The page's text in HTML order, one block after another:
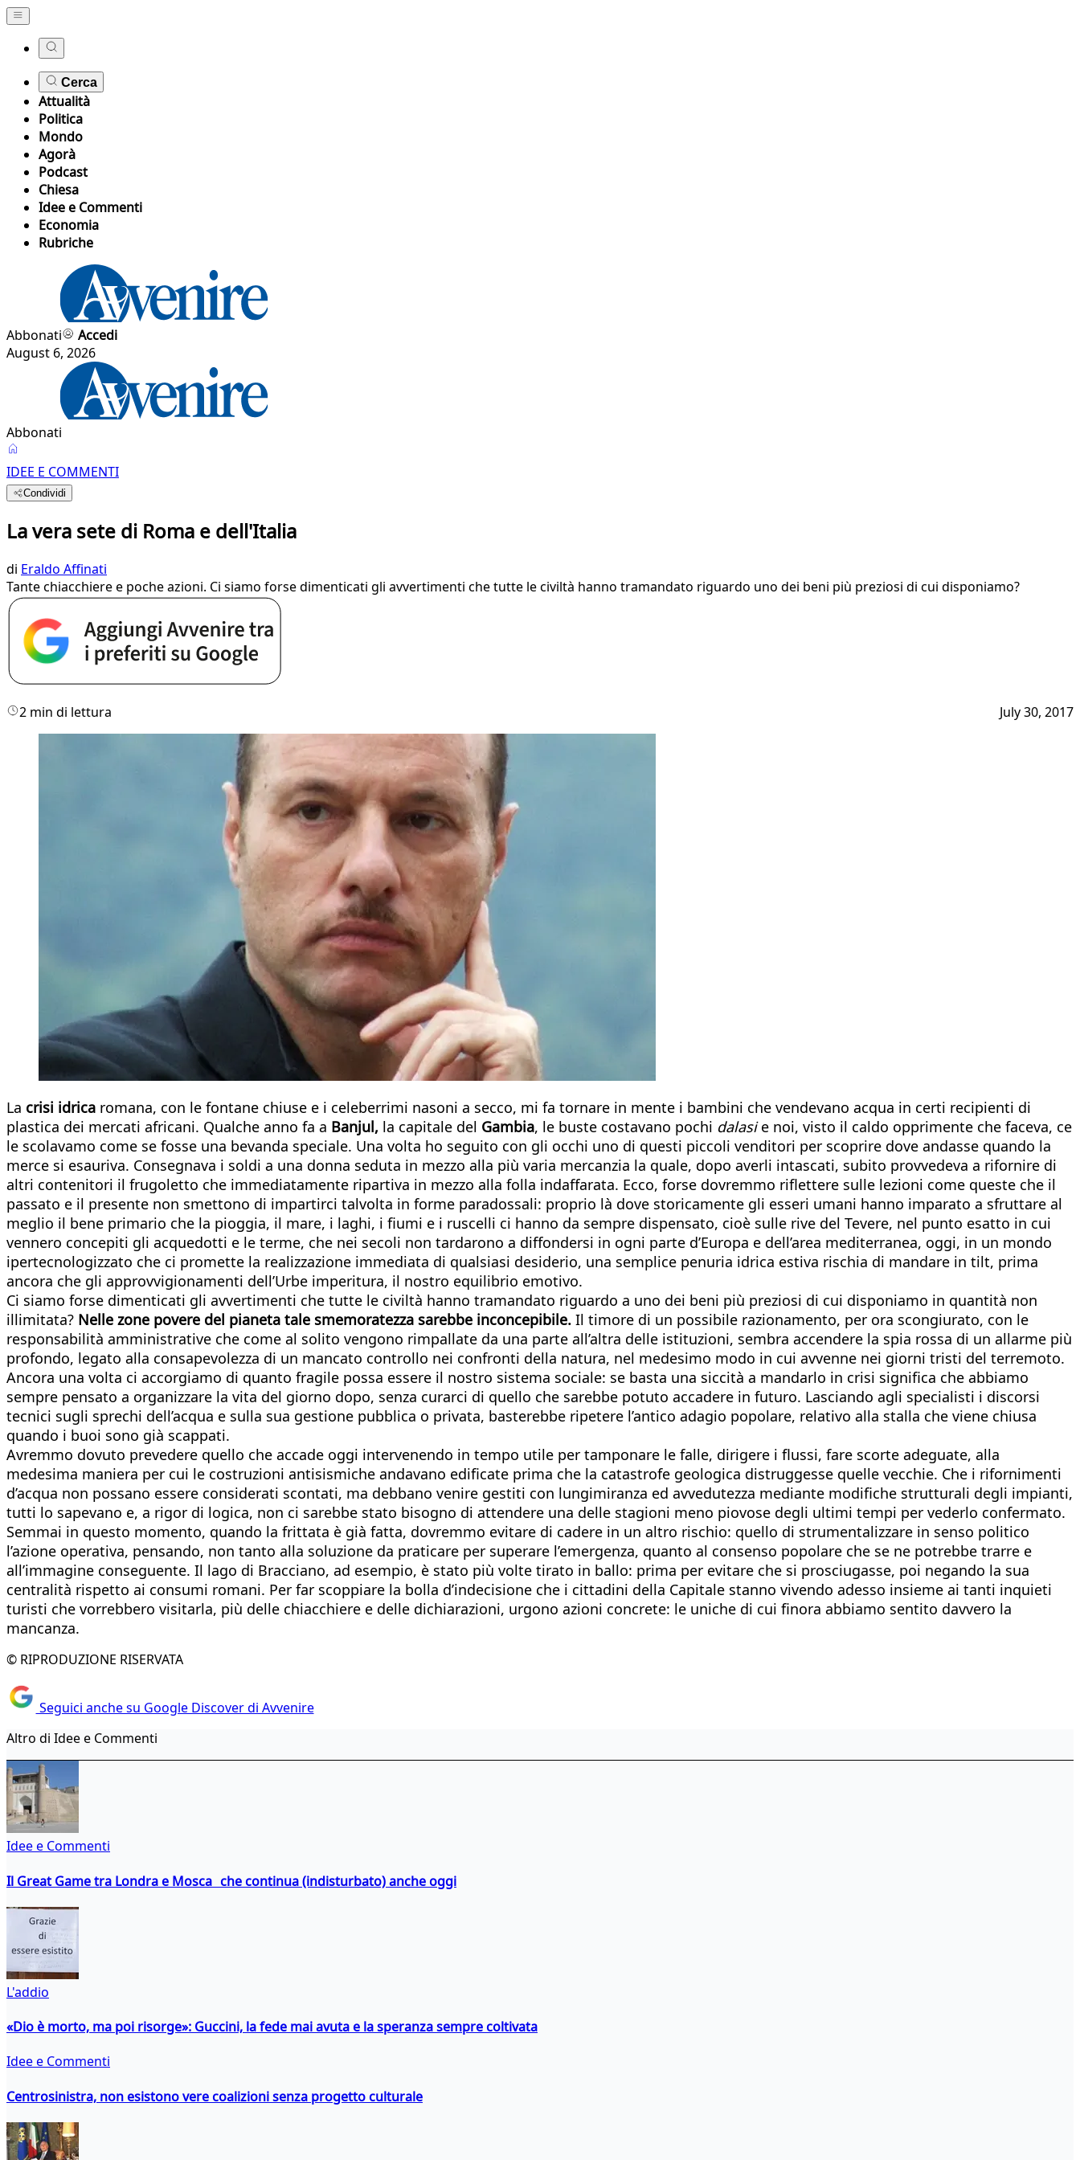
Cerca
Attualità
Politica
Mondo
Agorà
Podcast
Chiesa
Idee e Commenti
Economia
Rubriche
Abbonati
Accedi
August 6, 2026
Abbonati
IDEE E COMMENTI
Condividi
La vera sete di Roma e dell'Italia
di Eraldo Affinati
Tante chiacchiere e poche azioni. Ci siamo forse dimenticati gli avvertimenti che tutte le civiltà hanno tramandato riguardo uno dei beni più preziosi di cui disponiamo?
2 min di lettura July 30, 2017
La crisi idrica romana, con le fontane chiuse e i celeberrimi nasoni a secco, mi fa tornare in mente i bambini che vendevano acqua in certi recipienti di
plastica dei mercati africani. Qualche anno fa a Banjul, la capitale del Gambia, le buste costavano pochi dalasie noi, visto il caldo opprimente che faceva, ce
le scolavamo come se fosse una bevanda speciale. Una volta ho seguito con gli occhi uno di questi piccoli venditori per scoprire dove andasse quando la
merce si esauriva. Consegnava i soldi a una donna seduta in mezzo alla più varia mercanzia la quale, dopo averli intascati, subito provvedeva a rifornire di
altri contenitori il frugoletto che immediatamente ripartiva in mezzo alla folla indaffarata. Ecco, forse dovremmo riflettere sulle lezioni come queste che il
passato e il presente non smettono di impartirci talvolta in forme paradossali: proprio là dove storicamente gli esseri umani hanno imparato a sfruttare al
meglio il bene primario che la pioggia, il mare, i laghi, i fiumi e i ruscelli ci hanno da sempre dispensato, cioè sulle rive del Tevere, nel punto esatto in cui
vennero concepiti gli acquedotti e le terme, che nei secoli non tardarono a diffondersi in ogni parte d’Europa e dell’area mediterranea, oggi, in un mondo
ipertecnologizzato che ci promette la realizzazione immediata di qualsiasi desiderio, una semplice penuria idrica estiva rischia di mandare in tilt, prima
ancora che gli approvvigionamenti dell’Urbe imperitura, il nostro equilibrio emotivo.
Ci siamo forse dimenticati gli avvertimenti che tutte le civiltà hanno tramandato riguardo a uno dei beni più preziosi di cui disponiamo in quantità non
illimitata? Nelle zone povere del pianeta tale smemoratezza sarebbe inconcepibile. Il timore di un possibile razionamento, per ora scongiurato, con le
responsabilità amministrative che come al solito vengono rimpallate da una parte all’altra delle istituzioni, sembra accendere la spia rossa di un allarme più
profondo, legato alla consapevolezza di un mancato controllo nei confronti della natura, nel medesimo modo in cui avvenne nei giorni tristi del terremoto.
Ancora una volta ci accorgiamo di quanto fragile possa essere il nostro sistema sociale: se basta una siccità a mandarlo in crisi significa che abbiamo
sempre pensato a organizzare la vita del giorno dopo, senza curarci di quello che sarebbe potuto accadere in futuro. Lasciando agli specialisti i discorsi
tecnici sugli sprechi dell’acqua e sulla sua gestione pubblica o privata, basterebbe ripetere l’antico adagio popolare, relativo alla stalla che viene chiusa
quando i buoi sono già scappati.
Avremmo dovuto prevedere quello che accade oggi intervenendo in tempo utile per tamponare le falle, dirigere i flussi, fare scorte adeguate, alla
medesima maniera per cui le costruzioni antisismiche andavano edificate prima che la catastrofe geologica distruggesse quelle vecchie. Che i rifornimenti
d’acqua non possano essere considerati scontati, ma debbano venire gestiti con lungimiranza ed avvedutezza mediante modifiche strutturali degli impianti,
tutti lo sapevano e, a rigor di logica, non ci sarebbe stato bisogno di attendere una delle stagioni meno piovose degli ultimi tempi per vederlo confermato.
Semmai in questo momento, quando la frittata è già fatta, dovremmo evitare di cadere in un altro rischio: quello di strumentalizzare in senso politico
l’azione operativa, pensando, non tanto alla soluzione da praticare per superare l’emergenza, quanto al consenso popolare che se ne potrebbe trarre e
all’immagine conseguente. Il lago di Bracciano, ad esempio, è stato più volte tirato in ballo: prima per evitare che si prosciugasse, poi negando la sua
centralità rispetto ai consumi romani. Per far scoppiare la bolla d’indecisione che i cittadini della Capitale stanno vivendo adesso insieme ai tanti inquieti
turisti che vorrebbero visitarla, più delle chiacchiere e delle dichiarazioni, urgono azioni concrete: le uniche di cui finora abbiamo sentito davvero la
mancanza.
© RIPRODUZIONE RISERVATA
Seguici anche su Google Discover di Avvenire
Altro di Idee e Commenti
Idee e Commenti
Il Great Game tra Londra e Mosca che continua (indisturbato) anche oggi
L'addio
«Dio è morto, ma poi risorge»: Guccini, la fede mai avuta e la speranza sempre coltivata
Idee e Commenti
Centrosinistra, non esistono vere coalizioni senza progetto culturale